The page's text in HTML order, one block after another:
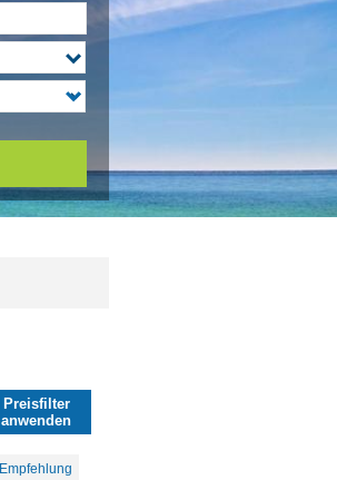
Preisfilter
anwenden
Empfehlung